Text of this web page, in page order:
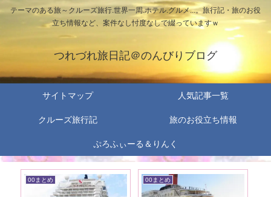
テーマのある旅～クルーズ旅行.世界一周.ホテル.グルメ...。旅行記・旅のお役
立ち情報など、案件なし忖度なしで綴っていますｗ
つれづれ旅日記＠のんびりブログ
サイトマップ 人気記事一覧
クルーズ旅行記 旅のお役立ち情報
ぷろふぃーる＆りんく
00まとめ 00まとめ